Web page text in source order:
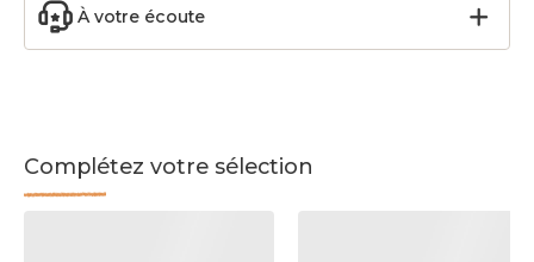
À votre écoute
Complétez votre sélection